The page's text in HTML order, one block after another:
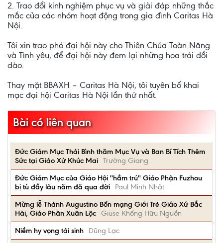
2. Trao đổi kinh nghiệm phục vụ và giải đáp những thắc
mắc của các nhóm hoạt động trong gia đình Caritas Hà
Nội.
Tôi xin trao phó đại hội này cho Thiên Chúa Toàn Năng
và Tình yêu, để đại hội này đem lại những hoa trái dồi
dào.
Thay mặt BBAXH – Caritas Hà Nội, tôi tuyên bố khai
mạc đại hội Caritas Hà Nội lần thứ nhất.
Bài có liên quan
Đức Giám Mục Thái Bình thăm Mục Vụ và Ban Bí Tích Thêm
Sức tại Giáo Xứ Khúc Mai Trường Giang
Đức Giám Mục của Giáo Hội ''hầm trú'' Giáo Phận Fuzhou
bị tù đầy lâu năm đã qua đời
Paul Minh Nhật
Mừng lễ Thánh Augustino Bổn mạng Giới Trẻ Giáo Xứ Bắc
Hải, Giáo Phân Xuân Lộc Giuse Khổng Hữu Nguồn
Niềm hy vọng tái sinh
Dũng Lạc